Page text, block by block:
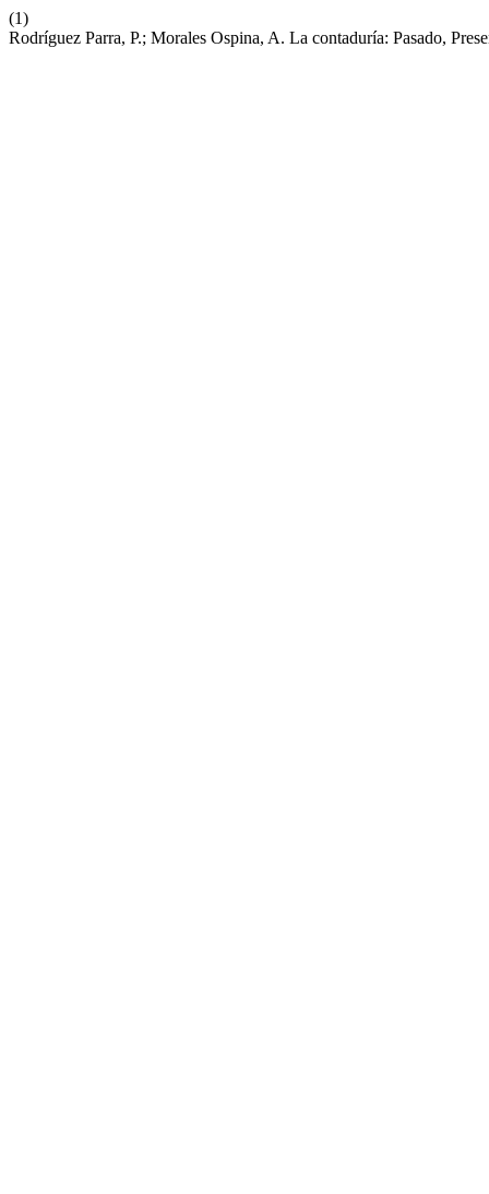
(1)
Rodríguez Parra, P.; Morales Ospina, A. La contaduría: Pasado,